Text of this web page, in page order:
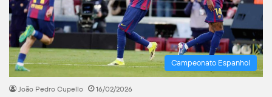
Campeonato Espanhol
João Pedro Cupello 16/02/2026